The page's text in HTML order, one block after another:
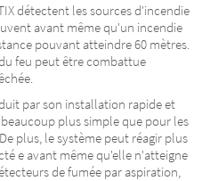
détectent les sources d'incendie
avant même qu'un incendie
pouvant atteindre 60 mètres.
feu peut être combattue
par son installation rapide et
plus simple que pour les
plus, le système peut réagir plus
e avant même qu'elle n'atteigne
de fumée par aspiration,